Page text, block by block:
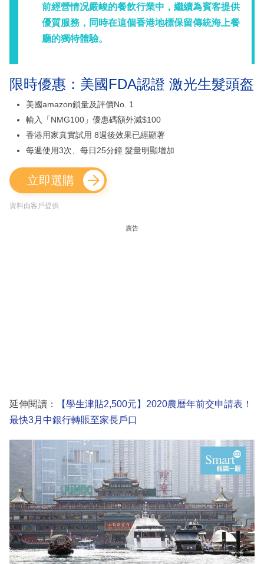
前經營情况嚴峻的餐飲行業中，繼續為賓客提供
優質服務，同時在這個香港地標保留傳統海上餐
廳的獨特體驗。
限時優惠：美國FDA認證 激光生髮頭盔
美國amazon鎖量及評價No. 1
輸入「NMG100」優惠碼額外減$100
香港用家真實試用 8週後效果已經顯著
每週使用3次、每日25分鐘 髮量明顯增加
立即選購
資料由客戶提供
廣告
延伸閱讀：
【學生津貼2,500元】2020農曆年前交申請表！
最快3月中銀行轉賬至家長戶口